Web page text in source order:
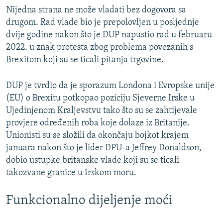
Nijedna strana ne može vladati bez dogovora sa
drugom. Rad vlade bio je prepolovljen u posljednje
dvije godine nakon što je DUP napustio rad u februaru
2022. u znak protesta zbog problema povezanih s
Brexitom koji su se ticali pitanja trgovine.
DUP je tvrdio da je sporazum Londona i Evropske unije
(EU) o Brexitu potkopao poziciju Sjeverne Irske u
Ujedinjenom Kraljevstvu tako što su se zahtijevale
provjere određenih roba koje dolaze iz Britanije.
Unionisti su se složili da okončaju bojkot krajem
januara nakon što je lider DPU-a Jeffrey Donaldson,
dobio ustupke britanske vlade koji su se ticali
takozvane granice u Irskom moru.
Funkcionalno dijeljenje moći